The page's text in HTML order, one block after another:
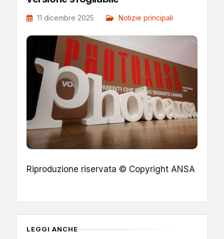
11 dicembre 2025 Notizie principali
Riproduzione riservata © Copyright ANSA
LEGGI ANCHE